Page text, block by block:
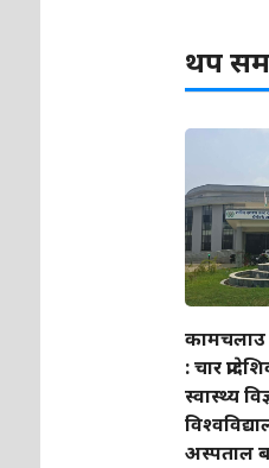
थप
कामचलाउ
: चार
स्वास्थ्य
अस्पताल